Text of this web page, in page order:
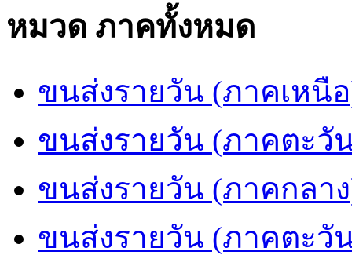
หมวด ภาคทั้งหมด
ขนส่งรายวัน (ภาคเหนื
ขนส่งรายวัน (ภาคตะวั
ขนส่งรายวัน (ภาคกลา
ขนส่งรายวัน (ภาคตะวั